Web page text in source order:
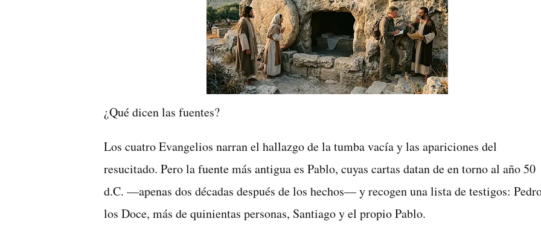
¿Qué dicen las fuentes?
Los cuatro Evangelios narran el hallazgo de la tumba vacía y las apariciones del
resucitado. Pero la fuente más antigua es Pablo, cuyas cartas datan de en torno al año 50
d.C. —apenas dos décadas después de los hechos— y recogen una lista de testigos:
los Doce, más de quinientas personas, Santiago y el propio Pablo.